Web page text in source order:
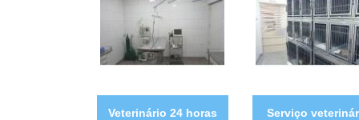
Veterinário 24 horas
Serviço